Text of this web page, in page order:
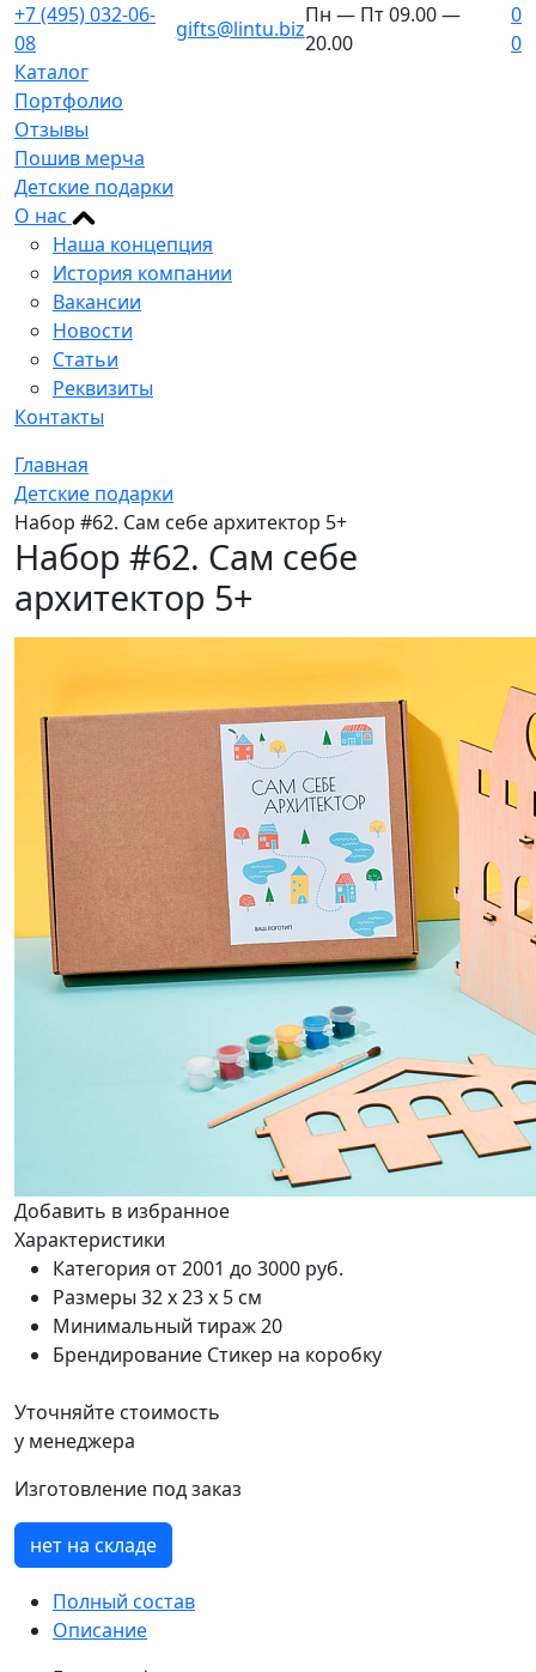
+7 (495) 032-06-
08
gifts@lintu.biz
Пн — Пт 09.00 —
20.00
0
0
Каталог
Портфолио
Отзывы
Пошив мерча
Детские подарки
О нас
Наша концепция
История компании
Вакансии
Новости
Статьи
Реквизиты
Контакты
Главная
Детские подарки
Набор #62. Сам себе архитектор 5+
Набор #62. Сам себе
архитектор 5+
Добавить в избранное
Характеристики
Категория от 2001 до 3000 руб.
Размеры 32 х 23 х 5 см
Минимальный тираж20
Брендирование Стикер на коробку
Уточняйте стоимость
у менеджера
Изготовление под заказ
нет на складе
Полный состав
Описание